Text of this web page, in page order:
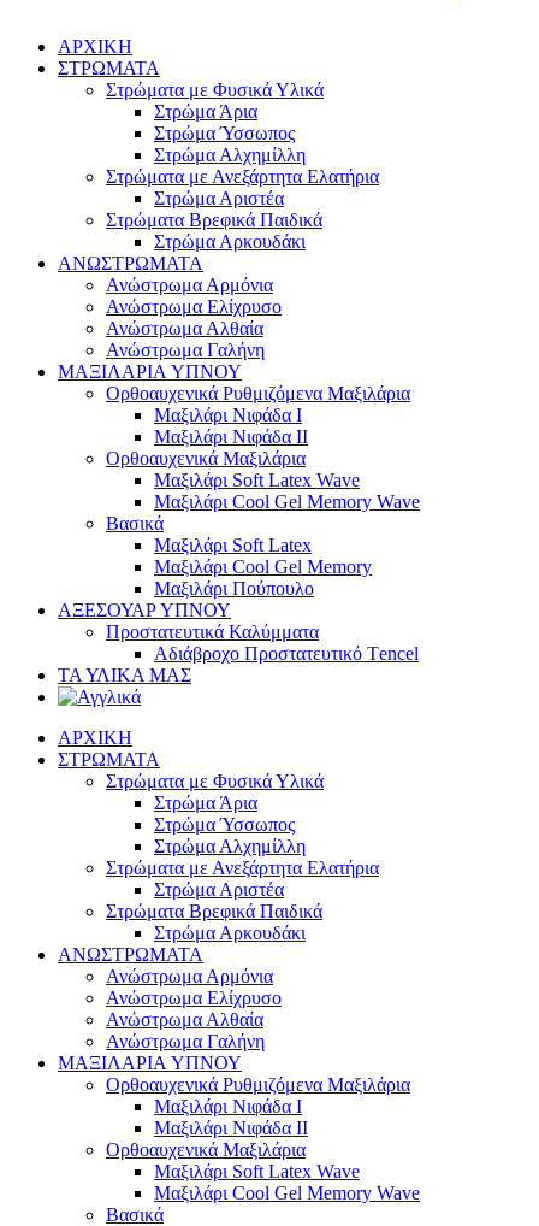
ΑΡΧΙΚΗ
ΣΤΡΩΜΑΤΑ
Στρώματα με Φυσικά Υλικά
Στρώμα Άρια
Στρώμα Ύσσωπος
Στρώμα Αλχημίλλη
Στρώματα με Ανεξάρτητα Ελατήρια
Στρώμα Αριστέα
Στρώματα Βρεφικά Παιδικά
Στρώμα Αρκουδάκι
ΑΝΩΣΤΡΩΜΑΤΑ
Ανώστρωμα Αρμόνια
Ανώστρωμα Ελίχρυσο
Ανώστρωμα Αλθαία
Ανώστρωμα Γαλήνη
ΜΑΞΙΛΑΡΙΑ YΠΝΟΥ
Ορθοαυχενικά Ρυθμιζόμενα Μαξιλάρια
Mαξιλάρι Νιφάδα Ι
Mαξιλάρι Νιφάδα ΙΙ
Ορθοαυχενικά Μαξιλάρια
Mαξιλάρι Soft Latex Wave
Mαξιλάρι Cool Gel Memory Wave
Βασικά
Mαξιλάρι Soft Latex
Mαξιλάρι Cool Gel Memory
Mαξιλάρι Πούπουλο
ΑΞΕΣΟΥΑΡ ΥΠΝΟΥ
Προστατευτικά Καλύμματα
Αδιάβροχο Προστατευτικό Τencel
ΤΑ ΥΛΙΚΑ ΜΑΣ
ΑΡΧΙΚΗ
ΣΤΡΩΜΑΤΑ
Στρώματα με Φυσικά Υλικά
Στρώμα Άρια
Στρώμα Ύσσωπος
Στρώμα Αλχημίλλη
Στρώματα με Ανεξάρτητα Ελατήρια
Στρώμα Αριστέα
Στρώματα Βρεφικά Παιδικά
Στρώμα Αρκουδάκι
ΑΝΩΣΤΡΩΜΑΤΑ
Ανώστρωμα Αρμόνια
Ανώστρωμα Ελίχρυσο
Ανώστρωμα Αλθαία
Ανώστρωμα Γαλήνη
ΜΑΞΙΛΑΡΙΑ YΠΝΟΥ
Ορθοαυχενικά Ρυθμιζόμενα Μαξιλάρια
Mαξιλάρι Νιφάδα Ι
Mαξιλάρι Νιφάδα ΙΙ
Ορθοαυχενικά Μαξιλάρια
Mαξιλάρι Soft Latex Wave
Mαξιλάρι Cool Gel Memory Wave
Βασικά